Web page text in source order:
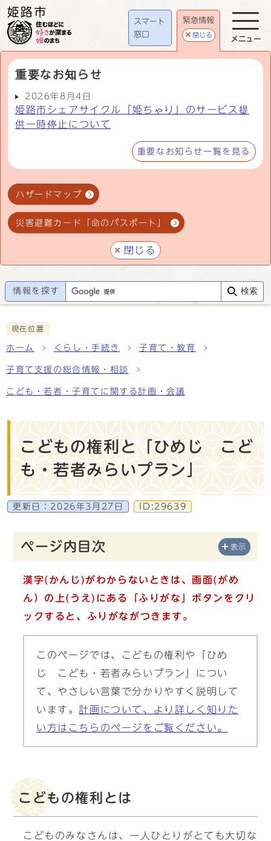
スマート
窓口
緊急情報
閉じる
重要なお知らせ
2026年8月4日
姫路市シェアサイクル「姫ちゃり」のサービス提
供一時停止について
重要なお知らせ一覧を見る
ハザードマップ
災害避難カード「命のパスポート」
閉じる
メニュー
情報を探す 検索
現在位置
ホーム くらし・手続き 子育て・教育
子育て支援の総合情報・相談
こども・若者・子育てに関する計画・会議
こどもの権利と「ひめじ こど
も・若者みらいプラン」
更新日： 2026年3月27日 ID:29639
ページ内目次 表示
漢字(かんじ)がわからないときは、画面(がめ
ん）の上(うえ)にある「ふりがな」ボタンをクリ
ックすると、ふりがながつきます。
このページでは、こどもの権利や「ひめ
じ こども・若者みらいプラン」につい
て、やさしい言葉で分かりやすく説明して
います。計画について、より詳しく知りた
い方はこちらのページをご覧ください。
こどもの権利とは
こどものみなさんは、一人ひとりがとても大切な